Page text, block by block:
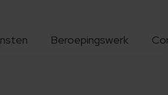
Beroepingswerk